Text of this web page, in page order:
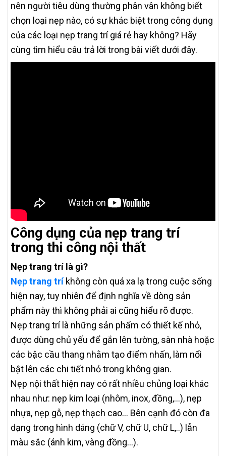
nên người tiêu dùng thường phân vân không biết
chọn loại nẹp nào, có sự khác biệt trong công dụng
của các loại nẹp trang trí giá rẻ hay không? Hãy
cùng tìm hiểu câu trả lời trong bài viết dưới đây.
Công dụng của nẹp trang trí
trong thi công nội thất
Nẹp trang trí là gì?
Nẹp trang trí không còn quá xa lạ trong cuộc sống
hiện nay, tuy nhiên để định nghĩa về dòng sản
phẩm này thì không phải ai cũng hiểu rõ được.
Nẹp trang trí là những sản phẩm có thiết kế nhỏ,
được dùng chủ yếu để gắn lên tường, sàn nhà hoặc
các bậc cầu thang nhằm tạo điểm nhấn, làm nổi
bật lên các chi tiết nhỏ trong không gian.
Nẹp nội thất hiện nay có rất nhiều chủng loại khác
nhau như: nẹp kim loại (nhôm, inox, đồng,…), nẹp
nhựa, nẹp gỗ, nẹp thạch cao… Bên cạnh đó còn đa
dạng trong hình dáng (chữ V, chữ U, chữ L,..) lẫn
màu sắc (ánh kim, vàng đồng…).